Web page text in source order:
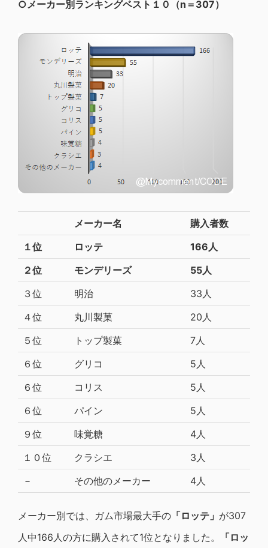
○メーカー別ランキングベスト１０（n＝307）
メーカー名
購入者数
１位
ロッテ
166人
２位
モンデリーズ
55人
３位
明治
33人
４位
丸川製菓
20人
５位
トップ製菓
7人
６位
グリコ
5人
６位
コリス
5人
６位
パイン
5人
９位
味覚糖
4人
１０位
クラシエ
3人
－
その他のメーカー 4人
メーカー別では、ガム市場最大手の 「ロッテ」 が307
人中166人の方に購入されて1位となりました。
「ロッ